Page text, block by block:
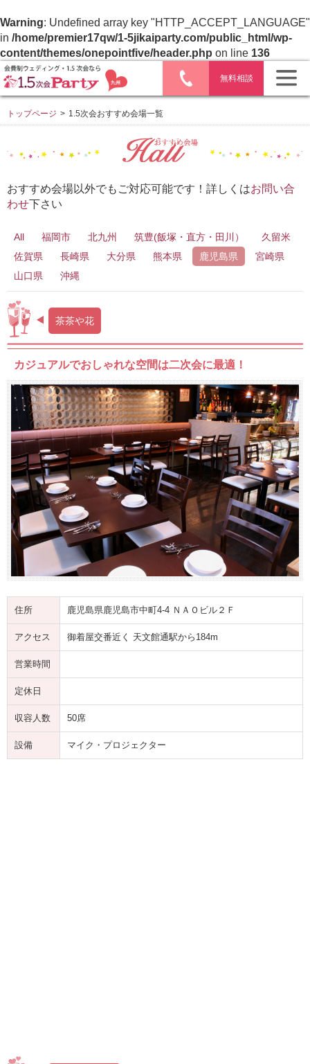
Warning: Undefined array key "HTTP_ACCEPT_LANGUAGE"
in /home/premier17qw/1-5jikaiparty.com/public_html/wp-
content/themes/onepointfive/header.php on line 136
無料相談
トップページ > 1.5次会おすすめ会場一覧
おすすめ会場以外でもご対応可能です！詳しくはお問い合
わせ下さい
All 福岡市 北九州 筑豊(飯塚・直方・田川）
久留米
佐賀県
長崎県 大分県 熊本県 鹿児島県
宮崎県
山口県
沖縄
茶茶や花
カジュアルでおしゃれな空間は二次会に最適！
住所 鹿児島県鹿児島市中町4-4 ＮＡＯビル２Ｆ
アクセス 御着屋交番近く 天文館通駅から184m
営業時間
定休日
収容人数 50席
設備 マイク・プロジェクター